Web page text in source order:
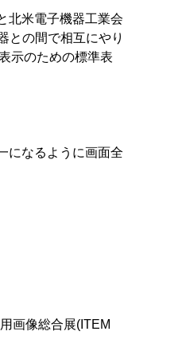
北米電子機器工業会
との間で相互にやり
示のための標準表
になるように画面全
画像総合展(ITEM